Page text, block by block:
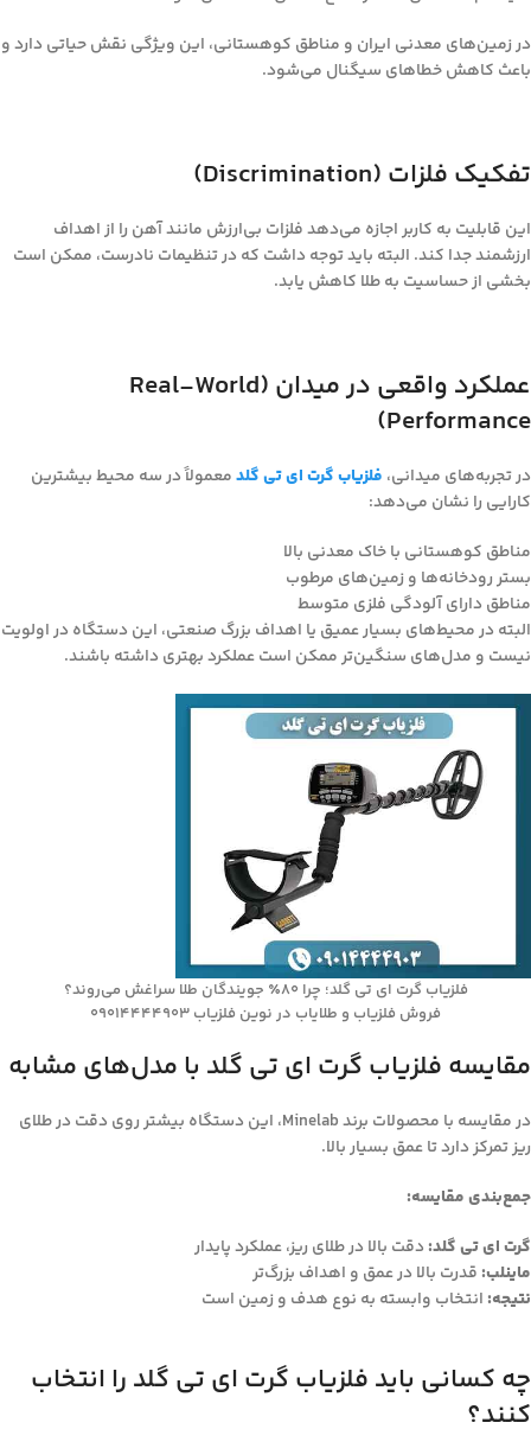
در زمین‌های معدنی ایران و مناطق کوهستانی، این ویژگی نقش حیاتی دارد و
باعث کاهش خطاهای سیگنال می‌شود.
تفکیک فلزات (Discrimination)
این قابلیت به کاربر اجازه می‌دهد فلزات بی‌ارزش مانند آهن را از اهداف
ارزشمند جدا کند. البته باید توجه داشت که در تنظیمات نادرست، ممکن است
بخشی از حساسیت به طلا کاهش یابد.
عملکرد واقعی در میدان (Real-World
Performance)
در تجربه‌های میدانی، فلزیاب گرت ای تی گلدمعمولاً در سه محیط بیشترین
کارایی را نشان می‌دهد:
مناطق کوهستانی با خاک معدنی بالا
بستر رودخانه‌ها و زمین‌های مرطوب
مناطق دارای آلودگی فلزی متوسط
البته در محیط‌های بسیار عمیق یا اهداف بزرگ صنعتی، این دستگاه در اولویت
نیست و مدل‌های سنگین‌تر ممکن است عملکرد بهتری داشته باشند.
فلزیاب گرت ای تی گلد؛ چرا ۸۰٪ جویندگان طلا سراغش می‌روند؟
فروش فلزیاب و طلایاب در نوین فلزیاب 09014444903
مقایسه فلزیاب گرت ای تی گلد با مدل‌های مشابه
در مقایسه با محصولات برند Minelab، این دستگاه بیشتر روی دقت در طلای
ریز تمرکز دارد تا عمق بسیار بالا.
جمع‌بندی مقایسه:
گرت ای تی گلد: دقت بالا در طلای ریز، عملکرد پایدار
ماینلب: قدرت بالا در عمق و اهداف بزرگ‌تر
نتیجه: انتخاب وابسته به نوع هدف و زمین است
چه کسانی باید فلزیاب گرت ای تی گلد را انتخاب
کنند؟